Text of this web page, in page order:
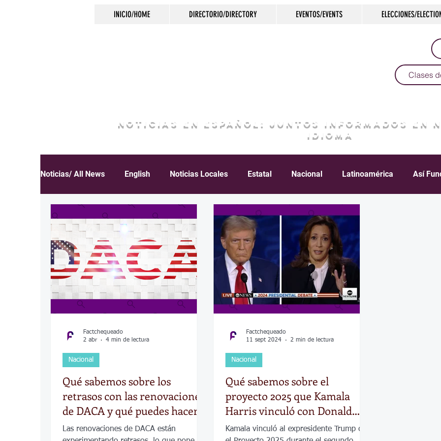
INICIO/HOME DIRECTORIO/DIRECTORY EVENTOS/EVENTS ELECCIONES/
Clases
NOTICIAS EN ESPAÑOL: JUNTOS INFORMADOS EN
IDIOMA
Noticias/ All News English Noticias Locales Estatal Nacional Latinoamérica Así
Crimen Negocios Salud
COVID-19 Política Tecnología Economía Elecciones Clima
Desamparados Carreteras Comunidad Historias que inspiran Gobierno
Qué sabemos sobre los
retrasos con las renovaciones
de DACA y qué puedes hacer
Las renovaciones de DACA están
Nacional
Factchequeado
2 abr
4 min de lectura
Qué sabemos sobre el
proyecto 2025 que Kamala
Harris vinculó con Donald
Trump en el segundo debate
Kamala vinculó al expresidente Trump con
Nacional
Factchequeado
11 sept 2024
2 min de lectura